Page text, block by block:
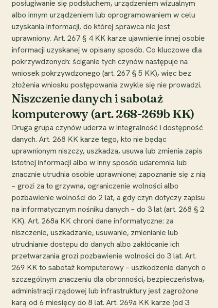
posługiwanie się podsłuchem, urządzeniem wizualnym
albo innym urządzeniem lub oprogramowaniem w celu
uzyskania informacji, do której sprawca nie jest
uprawniony. Art. 267 § 4 KK karze ujawnienie innej osobie
informacji uzyskanej w opisany sposób. Co kluczowe dla
pokrzywdzonych: ściganie tych czynów następuje na
wniosek pokrzywdzonego (art. 267 § 5 KK), więc bez
złożenia wniosku postępowania zwykle się nie prowadzi.
Niszczenie danych i sabotaż
komputerowy (art. 268-269b KK)
Druga grupa czynów uderza w integralność i dostępność
danych. Art. 268 KK karze tego, kto nie będąc
uprawnionym niszczy, uszkadza, usuwa lub zmienia zapis
istotnej informacji albo w inny sposób udaremnia lub
znacznie utrudnia osobie uprawnionej zapoznanie się z nią
– grozi za to grzywna, ograniczenie wolności albo
pozbawienie wolności do 2 lat, a gdy czyn dotyczy zapisu
na informatycznym nośniku danych – do 3 lat (art. 268 § 2
KK). Art. 268a KK chroni dane informatyczne: za
niszczenie, uszkadzanie, usuwanie, zmienianie lub
utrudnianie dostępu do danych albo zakłócanie ich
przetwarzania grozi pozbawienie wolności do 3 lat. Art.
269 KK to sabotaż komputerowy – uszkodzenie danych o
szczególnym znaczeniu dla obronności, bezpieczeństwa,
administracji rządowej lub infrastruktury jest zagrożone
karą od 6 miesięcy do 8 lat. Art. 269a KK karze (od 3